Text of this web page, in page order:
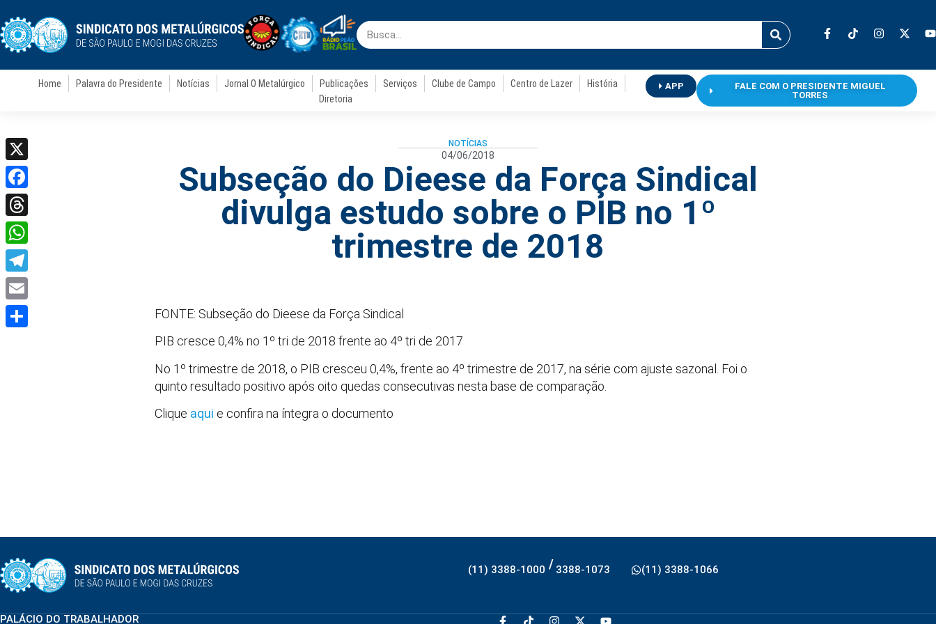
Home Palavra do Presidente Notícias Jornal O Metalúrgico Publicações Serviços Clube de Campo Centro de Lazer
História
Diretoria
APP
FALE COM O PRESIDENTE MIGUEL
TORRES
NOTÍCIAS
04/06/2018
Subseção do Dieese da Força Sindical
divulga estudo sobre o PIB no 1º
trimestre de 2018
FONTE: Subseção do Dieese da Força Sindical
PIB cresce 0,4% no 1º tri de 2018 frente ao 4º tri de 2017
No 1º trimestre de 2018, o PIB cresceu 0,4%, frente ao 4º trimestre de 2017, na série com ajuste sazonal. Foi o
quinto resultado positivo após oito quedas consecutivas nesta base de comparação.
Clique aqui e confira na íntegra o documento
(11) 3388-1000 / 3388-1073 (11) 3388-1066
PALÁCIO DO TRABALHADOR
X
Facebook
Threads
WhatsApp
Telegram
Email